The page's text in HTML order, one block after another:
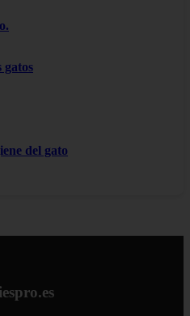
gatos
del gato